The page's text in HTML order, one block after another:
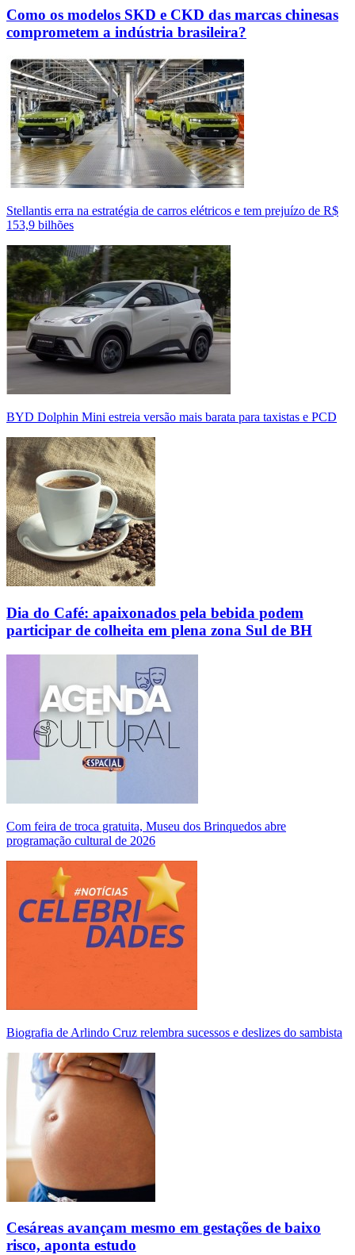
Como os modelos SKD e CKD das marcas chinesas
comprometem a indústria brasileira?
Stellantis erra na estratégia de carros elétricos e tem prejuízo de R$
153,9 bilhões
BYD Dolphin Mini estreia versão mais barata para taxistas e PCD
Dia do Café: apaixonados pela bebida podem
participar de colheita em plena zona Sul de BH
Com feira de troca gratuita, Museu dos Brinquedos abre
programação cultural de 2026
Biografia de Arlindo Cruz relembra sucessos e deslizes do sambista
Cesáreas avançam mesmo em gestações de baixo
risco, aponta estudo